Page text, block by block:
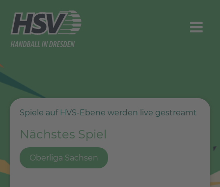
Spiele auf HVS-Ebene werden live gestreamt
Nächstes Spiel
Oberliga Sachsen